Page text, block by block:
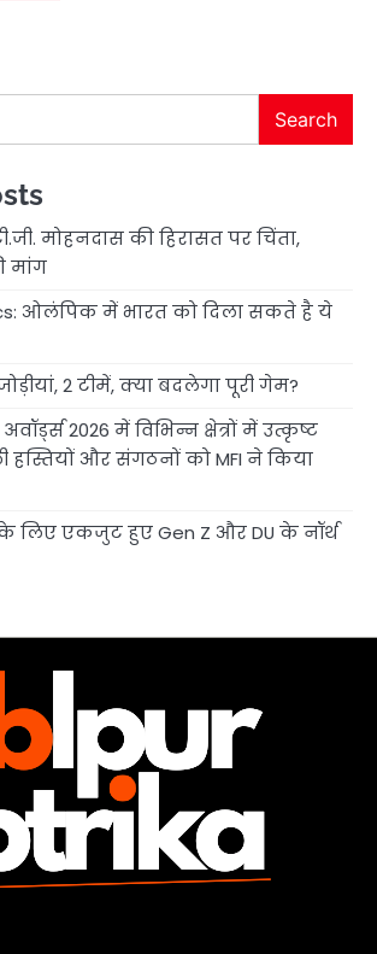
Search
मोहनदास की हिरासत पर चिंता,
मांग
ओलंपिक में भारत को दिला सकते है ये
2 टीमें, क्या बदलेगा पूरी गेम?
2026 में विभिन्न क्षेत्रों में उत्कृष्ट
हस्तियों और संगठनों को MFI ने किया
लिए एकजुट हुए Gen Z और DU के नॉर्थ